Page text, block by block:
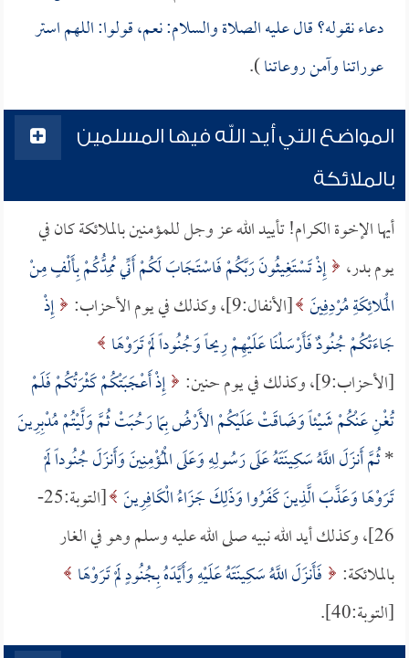
دعاء نقوله؟ قال عليه الصلاة والسلام: نعم، قولوا: اللهم استر
عوراتنا وآمن روعاتنا).
المواضع التي أيد الله فيها المسلمين
بالملائكة
أيها الإخوة الكرام! تأييد الله عز وجل للمؤمنين بالملائكة كان في
يوم بدر، إِذْ تَسْتَغِيثُونَ رَبَّكُمْ فَاسْتَجَابَ لَكُمْ أَنِّي مُمِدُّكُمْ بِأَلْفٍ مِنْ
الْمَلائِكَةِ مُرْدِفِينَ [الأنفال:9]، وكذلك في يوم الأحزاب:
إِذْ
جَاءَتْكُمْ جُنُودٌ فَأَرْسَلْنَا عَلَيْهِمْ رِيحاً وَجُنُوداً لَمْ تَرَوْهَا
[الأحزاب:9]، وكذلك في يوم حنين:
إِذْ أَعْجَبَتْكُمْ كَثْرَتُكُمْ فَلَمْ
تُغْنِ عَنْكُمْ شَيْئاً وَضَاقَتْ عَلَيْكُمْ الأَرْضُ بِمَا رَحُبَتْ ثُمَّ وَلَّيْتُمْ مُدْبِرِينَ
*ثُمَّ أَنزَلَ اللَّهُ سَكِينَتَهُ عَلَى رَسُولِهِ وَعَلَى الْمُؤْمِنِينَ وَأَنزَلَ جُنُوداً لَمْ
تَرَوْهَا وَعَذَّبَ الَّذِينَ كَفَرُوا وَذَلِكَ جَزَاءُ الْكَافِرِينَ
[التوبة:25-
26]، وكذلك أيد الله نبيه صلى الله عليه وسلم وهو في الغار
بالملائكة:
فَأَنزَلَ اللَّهُ سَكِينَتَهُ عَلَيْهِ وَأَيَّدَهُ بِجُنُودٍ لَمْ تَرَوْهَا
[التوبة:40].